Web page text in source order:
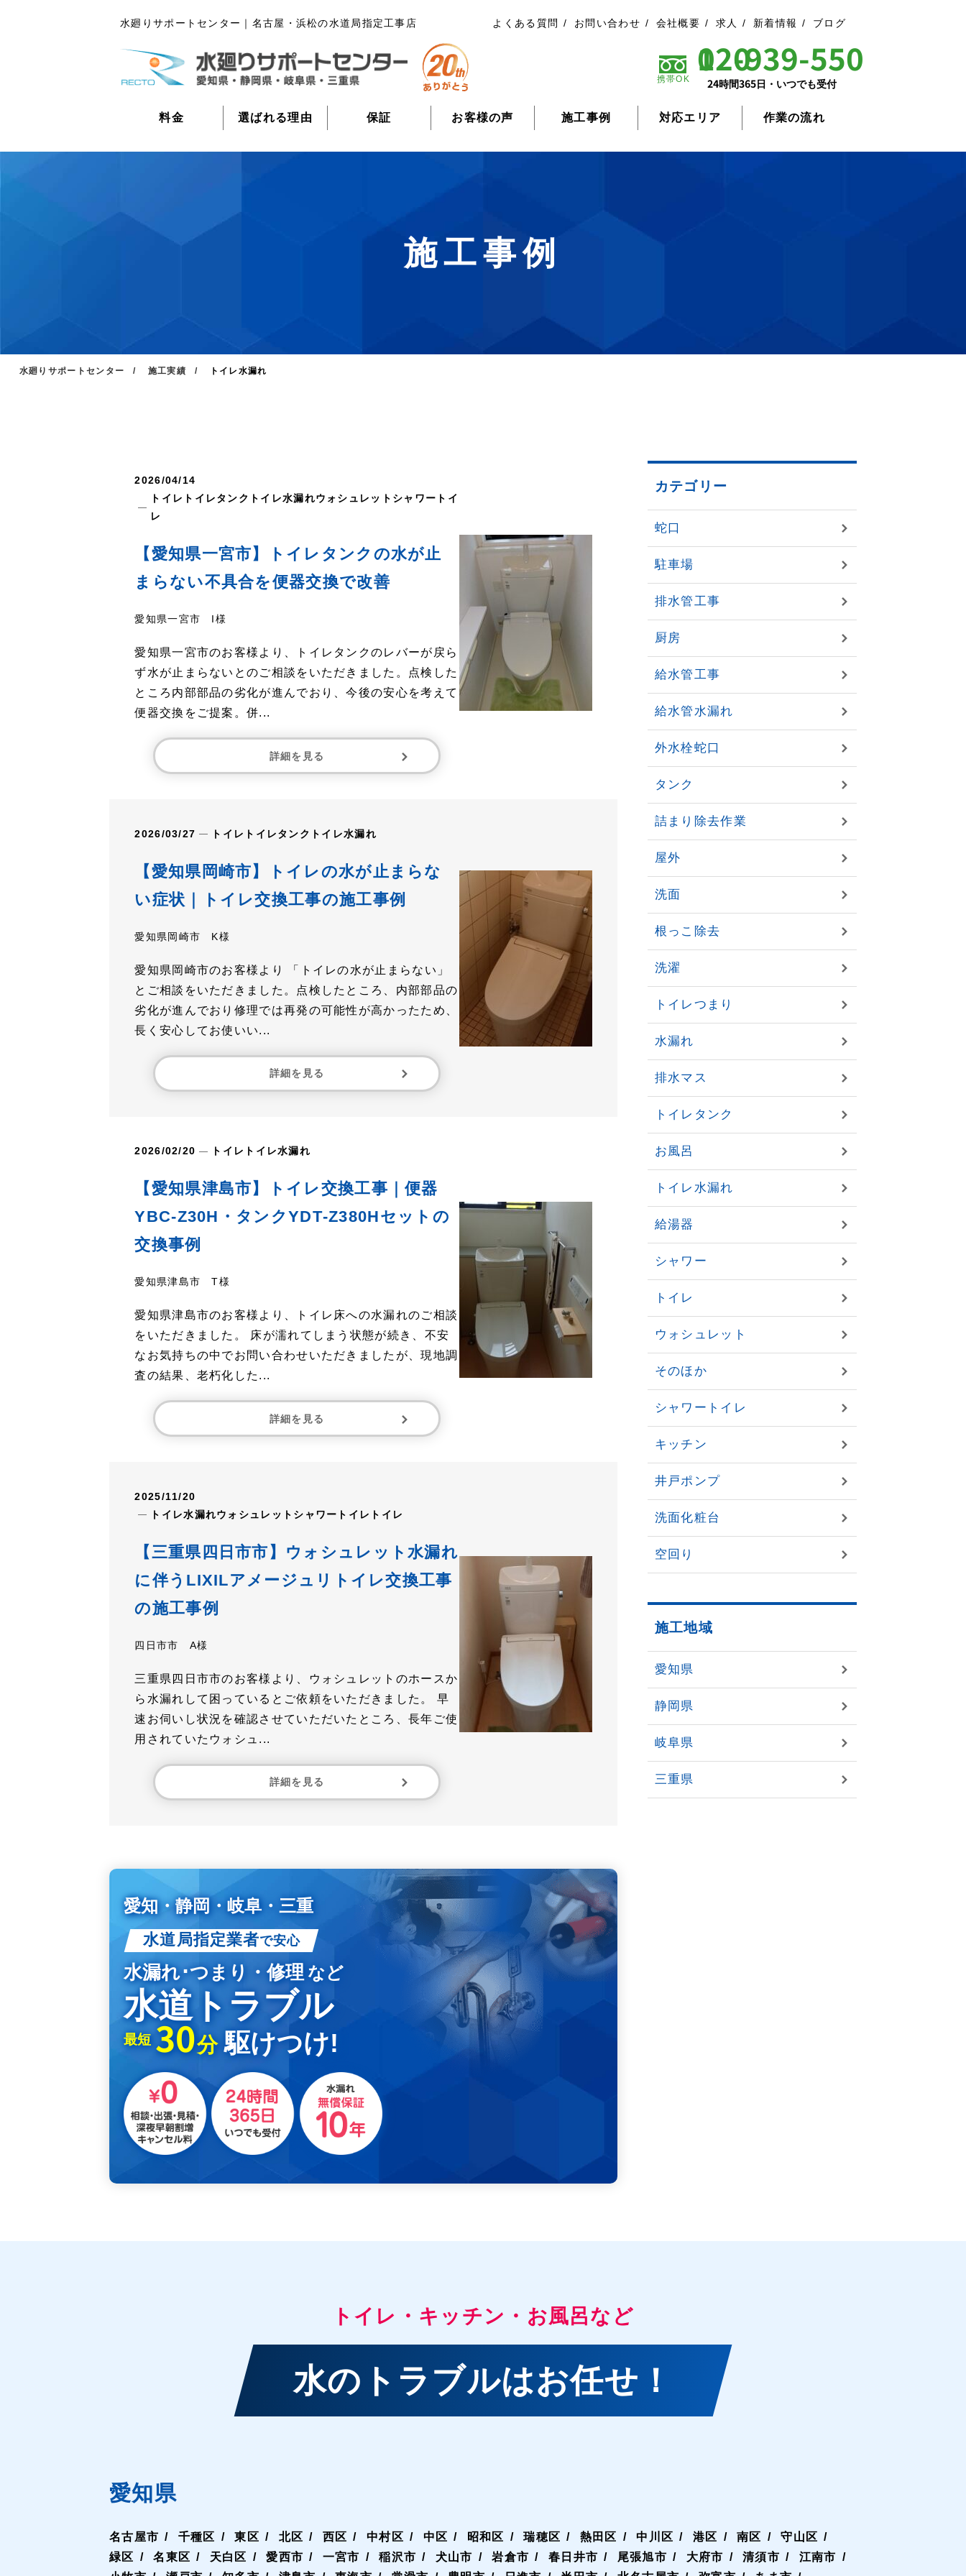
水廻りサポートセンター｜名古屋・浜松の水道局指定工事店 よくある質問 お問い合わせ 会社概要 求人 新着情報 ブログ
携帯OK
0120-939-550
24時間365日・いつでも受付
料金 選ばれる理由 保証 お客様の声 施工事例 対応エリア 作業の流れ
施工事例
水廻りサポートセンター 施工実績 トイレ水漏れ
2026/04/14
トイレ トイレタンク トイレ水漏れウォシュレット シャワートイ
レ
【愛知県一宮市】トイレタンクの水が止
まらない不具合を便器交換で改善
愛知県一宮市 I様
愛知県一宮市のお客様より、トイレタンクのレバーが戻ら
ず水が止まらないとのご相談をいただきました。点検した
ところ内部部品の劣化が進んでおり、今後の安心を考えて
便器交換をご提案。併...
詳細を見る
2026/03/27 トイレ トイレタンク トイレ水漏れ
【愛知県岡崎市】トイレの水が止まらな
い症状｜トイレ交換工事の施工事例
愛知県岡崎市 K様
愛知県岡崎市のお客様より 「トイレの水が止まらない」
とご相談をいただきました。点検したところ、内部部品の
劣化が進んでおり修理では再発の可能性が高かったため、
長く安心してお使いい...
詳細を見る
2026/02/20 トイレ トイレ水漏れ
【愛知県津島市】トイレ交換工事｜便器
YBC‑Z30H・タンクYDT‑Z380Hセットの
交換事例
愛知県津島市 T様
愛知県津島市のお客様より、トイレ床への水漏れのご相談
をいただきました。 床が濡れてしまう状態が続き、不安
なお気持ちの中でお問い合わせいただきましたが、現地調
査の結果、老朽化した...
詳細を見る
2025/11/20
トイレ水漏れウォシュレット シャワートイレ トイレ
【三重県四日市市】ウォシュレット水漏れ
に伴うLIXILアメージュリトイレ交換工事
の施工事例
四日市市 A様
三重県四日市市のお客様より、ウォシュレットのホースか
ら水漏れして困っているとご依頼をいただきました。 早
速お伺いし状況を確認させていただいたところ、長年ご使
用されていたウォシュ...
詳細を見る
愛知・静岡・岐阜・三重
水道局指定業者で安心
水漏れ･つまり・修理 など
水道トラブル
最短 30分 駆けつけ!
カテゴリー
蛇口
駐車場
排水管工事
厨房
給水管工事
給水管水漏れ
外水栓蛇口
タンク
詰まり除去作業
屋外
洗面
根っこ除去
洗濯
トイレつまり
水漏れ
排水マス
トイレタンク
お風呂
トイレ水漏れ
給湯器
シャワー
トイレ
ウォシュレット
そのほか
シャワートイレ
キッチン
井戸ポンプ
洗面化粧台
空回り
施工地域
愛知県
静岡県
岐阜県
三重県
トイレ・キッチン・お風呂など
水のトラブルはお任せ！
愛知県
名古屋市 千種区 東区 北区 西区 中村区 中区 昭和区 瑞穂区 熱田区 中川区 港区 南区
守山区
緑区
名東区 天白区 愛西市 一宮市 稲沢市 犬山市 岩倉市 春日井市 尾張旭市 大府市 清須市
江南市